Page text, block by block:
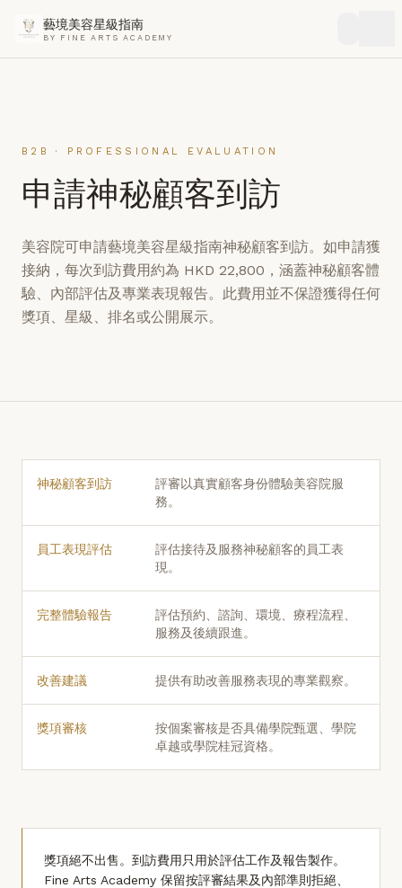
藝境美容星級指南
BY FINE ARTS ACADEMY
B2B · PROFESSIONAL EVALUATION
申請神秘顧客到訪
美容院可申請藝境美容星級指南神秘顧客到訪。如申請獲
接納，每次到訪費用約為 HKD 22,800，涵蓋神秘顧客體
驗、內部評估及專業表現報告。此費用並不保證獲得任何
獎項、星級、排名或公開展示。
神秘顧客到訪
評審以真實顧客身份體驗美容院服
務。
員工表現評估
評估接待及服務神秘顧客的員工表
現。
完整體驗報告
評估預約、諮詢、環境、療程流程、
服務及後續跟進。
改善建議 提供有助改善服務表現的專業觀察。
獎項審核
按個案審核是否具備學院甄選、學院
卓越或學院桂冠資格。
獎項絕不出售。到訪費用只用於評估工作及報告製作。
Fine Arts Academy 保留按評審結果及內部準則拒絕、